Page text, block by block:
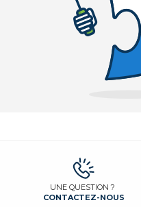
UNE QUESTION ?
CONTACTEZ-NOUS